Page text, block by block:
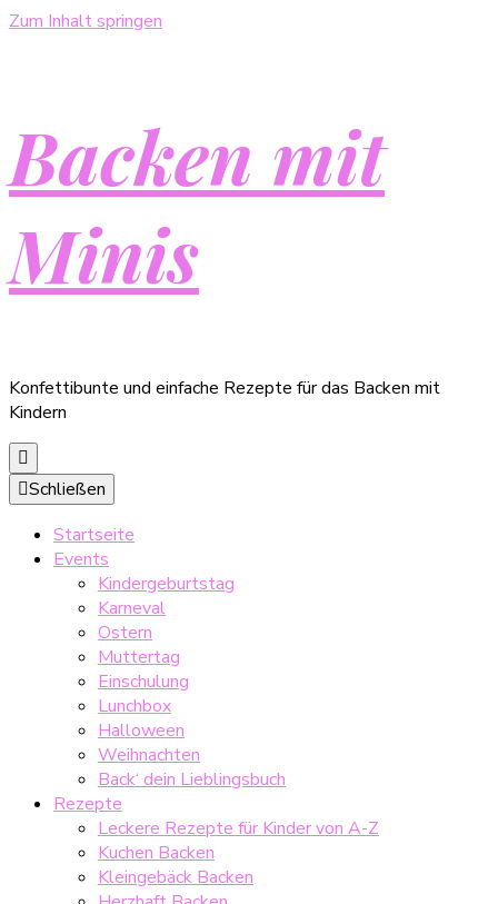
Zum Inhalt springen
Backen mit
Minis
Konfettibunte und einfache Rezepte für das Backen mit
Kindern
Schließen
Startseite
Events
Kindergeburtstag
Karneval
Ostern
Muttertag
Einschulung
Lunchbox
Halloween
Weihnachten
Back‘ dein Lieblingsbuch
Rezepte
Leckere Rezepte für Kinder von A-Z
Kuchen Backen
Kleingebäck Backen